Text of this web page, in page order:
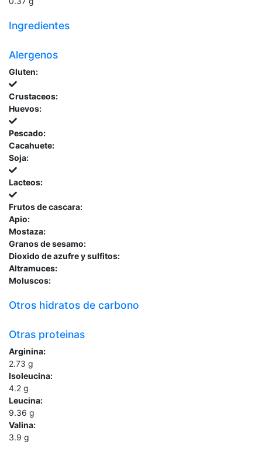
Ingredientes
Alergenos
Gluten:
Crustaceos:
Huevos:
Pescado:
Cacahuete:
Soja:
Lacteos:
Frutos de cascara:
Apio:
Mostaza:
Granos de sesamo:
Dioxido de azufre y sulfitos:
Altramuces:
Moluscos:
Otros hidratos de carbono
Otras proteinas
Arginina:
2.73 g
Isoleucina:
4.2 g
Leucina:
9.36 g
Valina:
3.9 g